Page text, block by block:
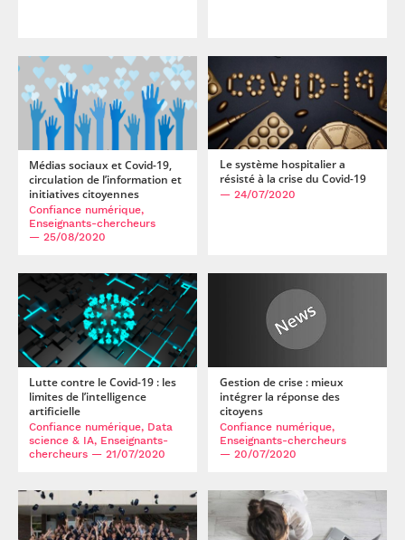
Médias sociaux et Covid-19,
circulation de l’information et
initiatives citoyennes
Confiance numérique,
Enseignants-chercheurs
— 25/08/2020
Le système hospitalier a
résisté à la crise du Covid-19
— 24/07/2020
Lutte contre le Covid-19 : les
limites de l’intelligence
artificielle
Confiance numérique, Data
science & IA, Enseignants-
chercheurs — 21/07/2020
Gestion de crise : mieux
intégrer la réponse des
citoyens
Confiance numérique,
Enseignants-chercheurs
— 20/07/2020